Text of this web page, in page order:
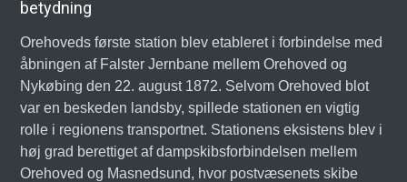
betydning
Orehoveds første station blev etableret i forbindelse med
åbningen af Falster Jernbane mellem Orehoved og
Nykøbing den 22. august 1872. Selvom Orehoved blot
var en beskeden landsby, spillede stationen en vigtig
rolle i regionens transportnet. Stationens eksistens blev i
høj grad berettiget af dampskibsforbindelsen mellem
Orehoved og Masnedsund, hvor postvæsenets skibe